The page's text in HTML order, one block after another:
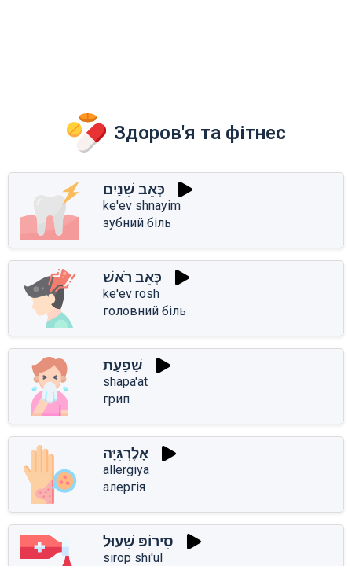
Здоров'я та фітнес
כְּאֵב שִׁנַּיִם
ke'ev shnayim
зубний біль
כְּאֵב רֹאשׁ
ke'ev rosh
головний біль
שַׁפַּעַת
shapa'at
грип
אָלֶרְגִּיָּה
allergiya
алергія
סִירוֹפּ שִׁעוּל
sirop shi'ul